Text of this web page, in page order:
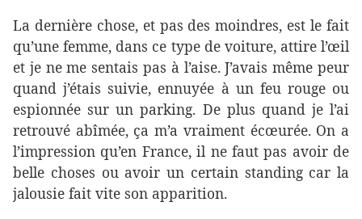
La dernière chose, et pas des moindres, est le fait
qu’une femme, dans ce type de voiture, attire l’œil
et je ne me sentais pas à l’aise. J’avais même peur
quand j’étais suivie, ennuyée à un feu rouge ou
espionnée sur un parking. De plus quand je l’ai
retrouvé abîmée, ça m’a vraiment écœurée. On a
l’impression qu’en France, il ne faut pas avoir de
belle choses ou avoir un certain standing car la
jalousie fait vite son apparition.